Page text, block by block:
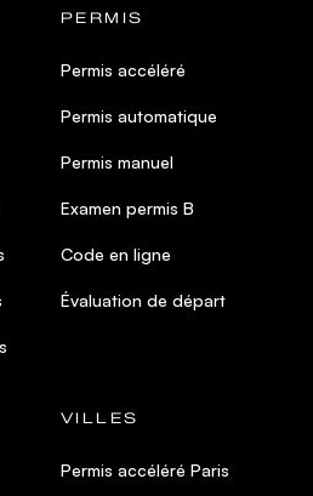
PERMIS
Permis accéléré
Permis automatique
Permis manuel
Examen permis B
Code en ligne
Évaluation de départ
VILLES
Permis accéléré Paris